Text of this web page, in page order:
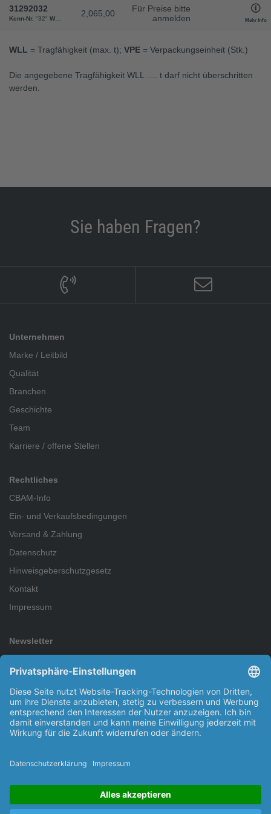
31292032
Kenn-Nr. "32" WLL "31,50"b"229"d1 "145"h"244"l"373" "130"
2,065,00
Für Preise bitte
anmelden
Mehr Info
WLL = Tragfähigkeit (max. t); VPE = Verpackungseinheit (Stk.)
Die angegebene Tragfähigkeit WLL …. t darf nicht überschritten
werden.
Sie haben Fragen?
Unternehmen
Marke / Leitbild
Qualität
Branchen
Geschichte
Team
Karriere / offene Stellen
Rechtliches
CBAM-Info
Ein- und Verkaufsbedingungen
Versand & Zahlung
Datenschutz
Hinweisgeberschutzgesetz
Kontakt
Impressum
Newsletter
keine Neuigkeit oder Aktion mehr.
Abonnieren
genommen.
Copyright © 2026 Kleinsorge GmbH & Co. KG